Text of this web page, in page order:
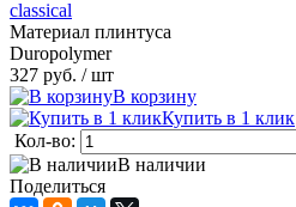
classical
Материал плинтуса
Duropolymer
327 руб. / шт
В корзину
Купить в 1 клик
Кол-во:
В наличии
Поделиться